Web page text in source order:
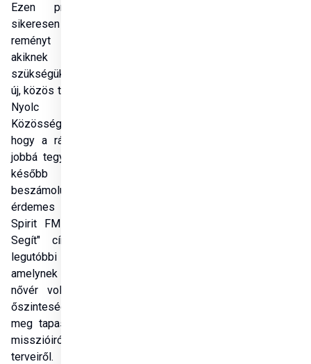
Ezen projektek mára
sikeresen megvalósultak,
reményt adva azoknak,
akiknek a legnagyobb
szükségük van rá. 2024-re
új, közös terveink vannak a
Nyolc Boldogság
Közösségével Kongóban,
hogy a rászorulók életét
jobbá tegyük. A projektről
később részletesen
beszámolunk, de addig is,
érdemes meghallgatni a
Spirit FM "Magyarország
Segít" című műsorának
legutóbbi adását,
amelynek vendége Márta
nővér volt, aki megható
őszinteséggel osztotta
meg tapasztalatait afrikai
misszióiról és jövőbeli
terveiről. A műsor